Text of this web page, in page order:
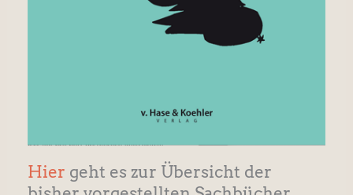
Hier geht es zur Übersicht der